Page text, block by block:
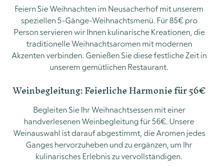
Feiern Sie Weihnachten im Neusacherhof mit unserem
speziellen 5-Gänge-Weihnachtsmenü. Für 85€ pro
Person servieren wir Ihnen kulinarische Kreationen, die
traditionelle Weihnachtsaromen mit modernen
Akzenten verbinden. Genießen Sie diese festliche Zeit in
unserem gemütlichen Restaurant.
Weinbegleitung: Feierliche Harmonie für 56€
Begleiten Sie Ihr Weihnachtsessen mit einer
handverlesenen Weinbegleitung für 56€. Unsere
Weinauswahl ist darauf abgestimmt, die Aromen jedes
Ganges hervorzuheben und zu ergänzen, um Ihr
kulinarisches Erlebnis zu vervollständigen.